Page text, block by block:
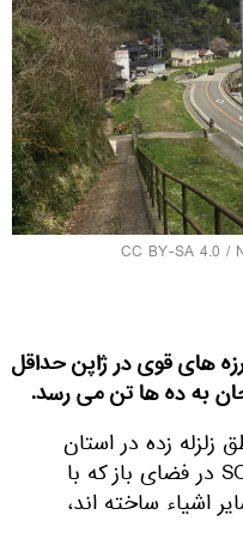
CC BY-SA 4.0 /
های قوی در ژاپن حداقل
زلزله زده در استان
ایشیکاوا ژاپن با ساختن علائم SOS در فضای باز که با
اشیاء ساخته اند،